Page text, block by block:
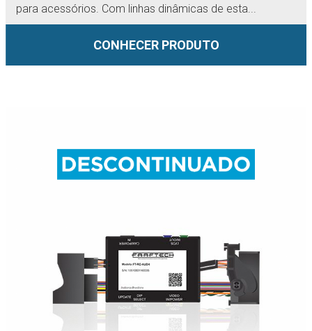
para acessórios. Com linhas dinâmicas de esta...
CONHECER PRODUTO